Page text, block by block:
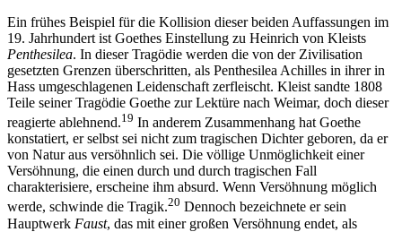
Ein frühes Beispiel für die Kollision dieser beiden Auffassungen im
19. Jahrhundert ist Goethes Einstellung zu Heinrich von Kleists
Penthesilea. In dieser Tragödie werden die von der Zivilisation
gesetzten Grenzen überschritten, als Penthesilea Achilles in ihrer in
Hass umgeschlagenen Leidenschaft zerfleischt. Kleist sandte 1808
Teile seiner Tragödie Goethe zur Lektüre nach Weimar, doch dieser
reagierte ablehnend.19 In anderem Zusammenhang hat Goethe
konstatiert, er selbst sei nicht zum tragischen Dichter geboren, da er
von Natur aus versöhnlich sei. Die völlige Unmöglichkeit einer
Versöhnung, die einen durch und durch tragischen Fall
charakterisiere, erscheine ihm absurd. Wenn Versöhnung möglich
werde, schwinde die Tragik.20 Dennoch bezeichnete er sein
Hauptwerk Faust, das mit einer großen Versöhnung endet, als